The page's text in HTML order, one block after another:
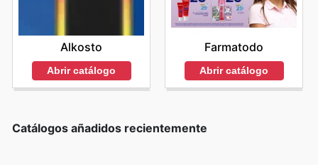
Alkosto
Abrir catálogo
Farmatodo
Abrir catálogo
Catálogos añadidos recientemente